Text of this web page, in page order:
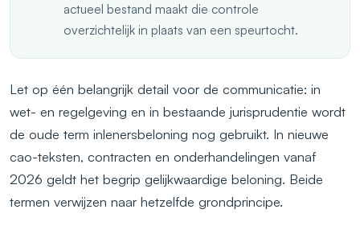
actueel bestand maakt die controle
overzichtelijk in plaats van een speurtocht.
Let op één belangrijk detail voor de communicatie: in
wet- en regelgeving en in bestaande jurisprudentie wordt
de oude term inlenersbeloning nog gebruikt. In nieuwe
cao-teksten, contracten en onderhandelingen vanaf
2026 geldt het begrip gelijkwaardige beloning. Beide
termen verwijzen naar hetzelfde grondprincipe.